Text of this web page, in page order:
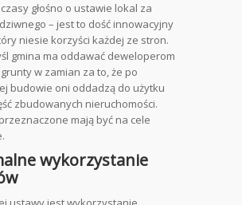
głośno o ustawie lokal za
– jest to dość innowacyjny
niesie korzyści każdej ze stron.
gmina ma oddawać deweloperom
w zamian za to, że po
budowie oni oddadzą do użytku
zbudowanych nieruchomości.
mają być na cele
wykorzystanie